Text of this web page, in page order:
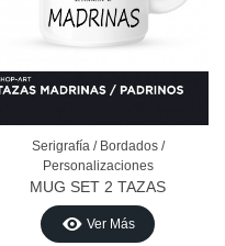
Serigrafía / Bordados /
Personalizaciones
MUG SET 2 TAZAS
MADRINAS / PADRINOS
Ver Más